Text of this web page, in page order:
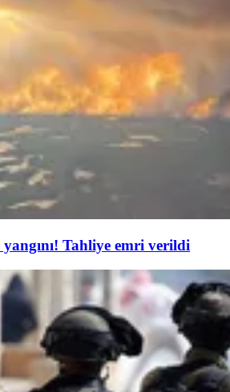
Tahliye emri verildi